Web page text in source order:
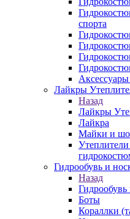
спорта
Лайкры
Назад
Лайкры
Лайкра
Майки и
Гидрообувь и
Назад
Гидрообувь
Боты
Кораллки